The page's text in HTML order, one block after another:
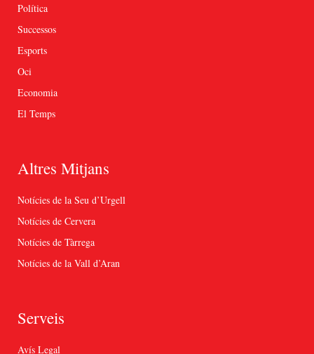
Política
Successos
Esports
Oci
Economia
El Temps
Altres Mitjans
Notícies de la Seu d’Urgell
Notícies de Cervera
Notícies de Tàrrega
Notícies de la Vall d’Aran
Serveis
Avís Legal